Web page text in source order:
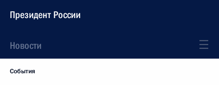
Президент России
Новости
События